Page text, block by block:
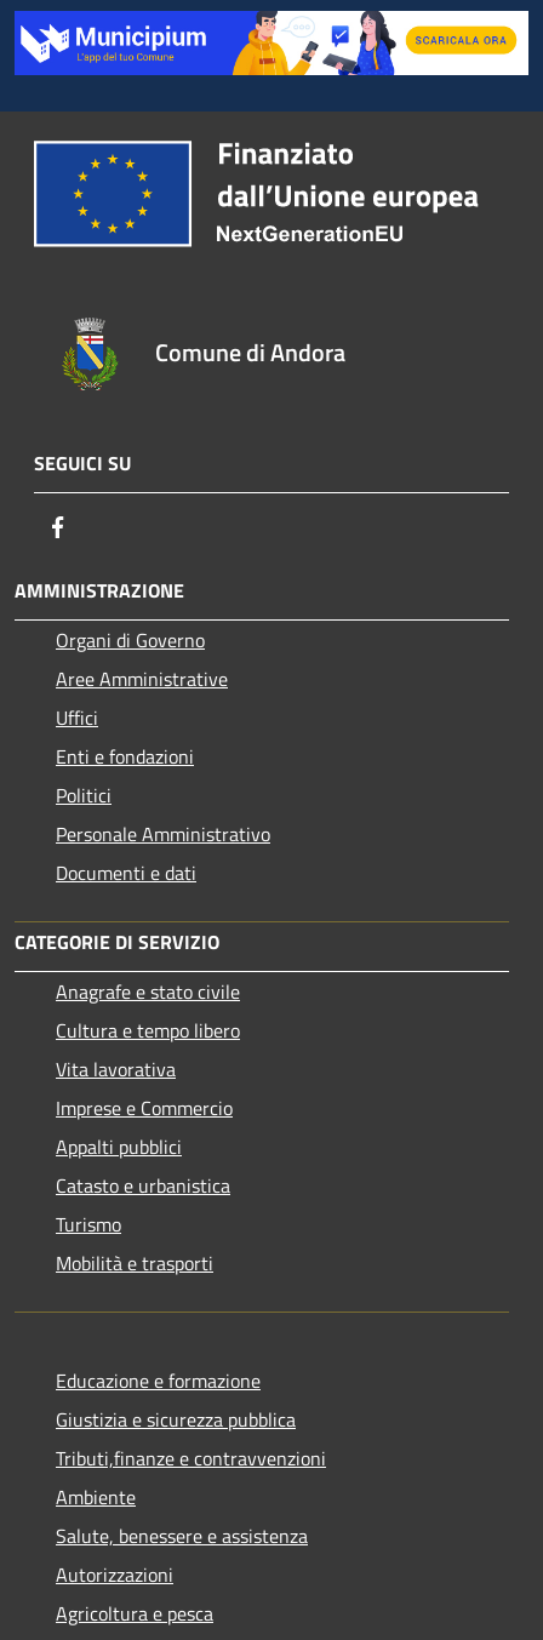
Comune di Andora
SEGUICI SU
AMMINISTRAZIONE
Organi di Governo
Aree Amministrative
Uffici
Enti e fondazioni
Politici
Personale Amministrativo
Documenti e dati
CATEGORIE DI SERVIZIO
Anagrafe e stato civile
Cultura e tempo libero
Vita lavorativa
Imprese e Commercio
Appalti pubblici
Catasto e urbanistica
Turismo
Mobilità e trasporti
Educazione e formazione
Giustizia e sicurezza pubblica
Tributi,finanze e contravvenzioni
Ambiente
Salute, benessere e assistenza
Autorizzazioni
Agricoltura e pesca